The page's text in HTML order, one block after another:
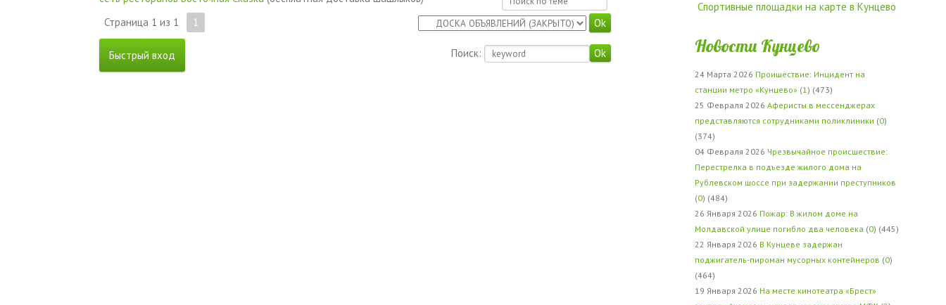
Страница 1 из 1 1
Поиск:
Спортивные площадки на карте в Кунцево
Новости Кунцево
24 Марта 2026 Проишествие: Инцидент на
станции метро «Кунцево» (1) (473)
25 Февраля 2026 Аферисты в мессенджерах
представляются сотрудниками поликлиники (0)
(374)
04 Февраля 2026 Чрезвычайное происшествие:
Перестрелка в подъезде жилого дома на
Рублевском шоссе при задержании преступников
(0) (484)
26 Января 2026 Пожар: В жилом доме на
Молдавской улице погибло два человека (0) (445)
22 Января 2026 В Кунцеве задержан
поджигатель-пироман мусорных контейнеров (0)
(464)
19 Января 2026 На месте кинотеатра «Брест»